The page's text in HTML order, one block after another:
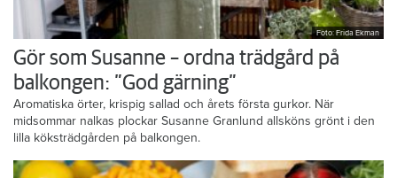
Foto: Frida Ekman
Gör som Susanne – ordna trädgård på
balkongen: ”God gärning”
Aromatiska örter, krispig sallad och årets första gurkor. När
midsommar nalkas plockar Susanne Granlund allsköns grönt i den
lilla köksträdgården på balkongen.